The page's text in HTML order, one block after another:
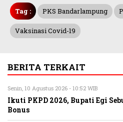
Tag : PKS Bandarlampung
Vaksinasi Covid-19
BERITA TERKAIT
Senin, 10 Agustus 2026 - 10:52 WIB
Ikuti PKPD 2026, Bupati Egi
Bonus